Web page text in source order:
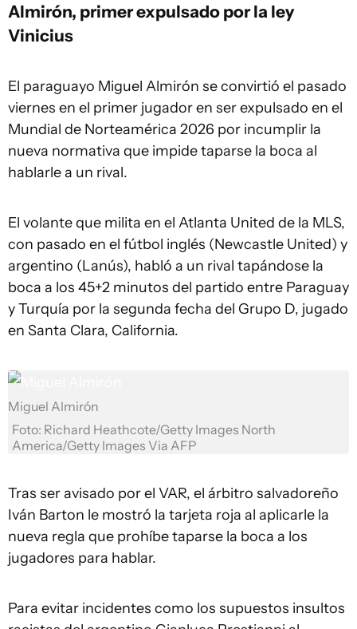
Almirón, primer expulsado por la ley
Vinicius
El paraguayo Miguel Almirón se convirtió el pasado
viernes en el primer jugador en ser expulsado en el
Mundial de Norteamérica 2026 por incumplir la
nueva normativa que impide taparse la boca al
hablarle a un rival.
El volante que milita en el Atlanta United de la MLS,
con pasado en el fútbol inglés (Newcastle United) y
argentino (Lanús), habló a un rival tapándose la
boca a los 45+2 minutos del partido entre Paraguay
y Turquía por la segunda fecha del Grupo D, jugado
en Santa Clara, California.
Miguel Almirón
Foto: Richard Heathcote/Getty Images North
America/Getty Images Via AFP
Tras ser avisado por el VAR, el árbitro salvadoreño
Iván Barton le mostró la tarjeta roja al aplicarle la
nueva regla que prohíbe taparse la boca a los
jugadores para hablar.
Para evitar incidentes como los supuestos insultos